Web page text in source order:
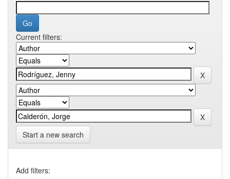
Current filters:
Start a new search
Add filters: